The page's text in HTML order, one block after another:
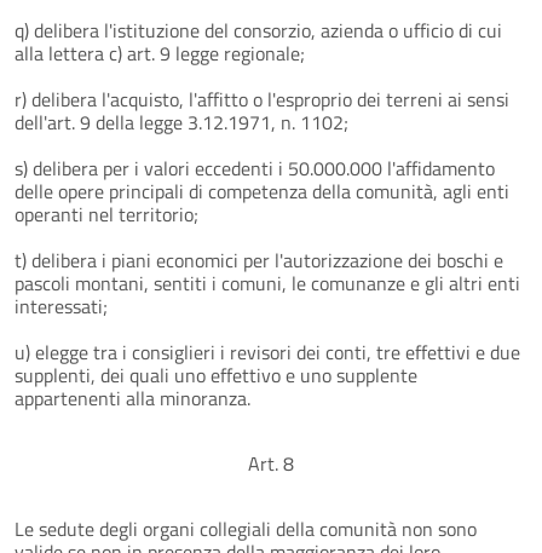
q) delibera l'istituzione del consorzio, azienda o ufficio di cui
alla lettera c) art. 9 legge regionale;
r) delibera l'acquisto, l'affitto o l'esproprio dei terreni ai sensi
dell'art. 9 della legge 3.12.1971, n. 1102;
s) delibera per i valori eccedenti i 50.000.000 l'affidamento
delle opere principali di competenza della comunità, agli enti
operanti nel territorio;
t) delibera i piani economici per l'autorizzazione dei boschi e
pascoli montani, sentiti i comuni, le comunanze e gli altri enti
interessati;
u) elegge tra i consiglieri i revisori dei conti, tre effettivi e due
supplenti, dei quali uno effettivo e uno supplente
appartenenti alla minoranza.
Art. 8
Le sedute degli organi collegiali della comunità non sono